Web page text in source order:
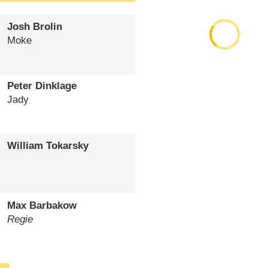
Josh Brolin
Moke
Peter Dinklage
Jady
William Tokarsky
Max Barbakow
Regie